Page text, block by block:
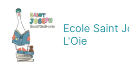
contenu
Ecole Saint
L'Oie